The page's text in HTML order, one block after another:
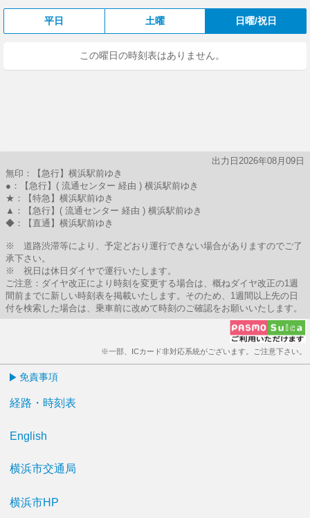
平日 土曜 日曜/祝日
この曜日の時刻表はありません。
出力日2026年08月09日
無印：【急行】横浜駅前ゆき
●：【急行】( 流通センター 経由 ) 横浜駅前ゆき
★：【特急】横浜駅前ゆき
▲：【急行】( 流通センター 経由 ) 横浜駅前ゆき
◆：【直通】横浜駅前ゆき
※ 道路渋滞等により、予定どおり運行できない場合がありますのでご了
承下さい。
※ 祝日は休日ダイヤで運行いたします。
ご注意：ダイヤ改正により時刻を変更する場合は、概ねダイヤ改正の1週
間前までに新しい時刻表を掲載いたします。そのため、1週間以上先の日
付を検索した場合は、乗車前に改めて時刻のご確認をお願いいたします。
※一部、ICカード非対応系統がございます。ご注意下さい。
免責事項
経路・時刻表
English
横浜市交通局
横浜市HP